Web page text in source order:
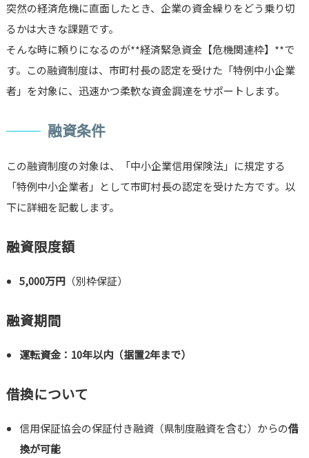
突然の経済危機に直面したとき、企業の資金繰りをどう乗り切
るかは大きな課題です。
そんな時に頼りになるのが**経済緊急資金【危機関連枠】**で
す。この融資制度は、市町村長の認定を受けた「特例中小企業
者」を対象に、迅速かつ柔軟な資金調達をサポートします。
融資条件
この融資制度の対象は、「中小企業信用保険法」に規定する
「特例中小企業者」として市町村長の認定を受けた方です。以
下に詳細を記載します。
融資限度額
5,000万円 （別枠保証）
融資期間
運転資金：10年以内（据置2年まで）
借換について
信用保証協会の保証付き融資（県制度融資を含む）からの借
換が可能